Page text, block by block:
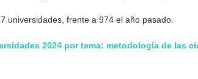
universidades, frente a 974 el año pasado.
2024 por tema: metodología de las